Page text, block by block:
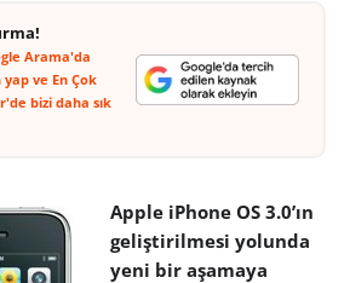
Arama'da
ve En Çok
bizi daha sık
Apple iPhone OS 3.0’ın
geliştirilmesi yolunda
yeni bir aşamaya